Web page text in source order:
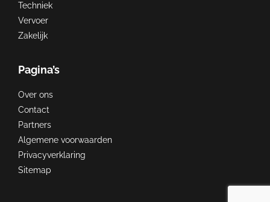
Techniek
Vervoer
Zakelijk
Pagina’s
Over ons
Contact
Partners
Algemene voorwaarden
Privacyverklaring
Sitemap